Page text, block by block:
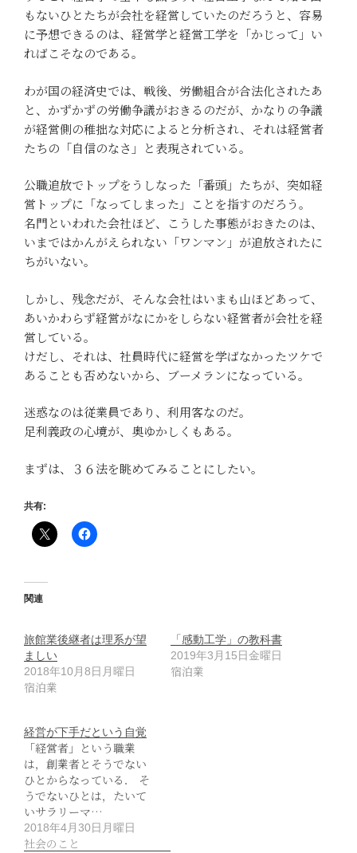
もないひとたちが会社を経営していたのだろうと、容易
に予想できるのは、経営学と経営工学を「かじって」い
ればこそなのである。
わが国の経済史では、戦後、労働組合が合法化されたあ
と、かずかずの労働争議がおきるのだが、かなりの争議
が経営側の稚拙な対応によると分析され、それは経営者
たちの「自信のなさ」と表現されている。
公職追放でトップをうしなった「番頭」たちが、突如経
営トップに「なってしまった」ことを指すのだろう。
名門といわれた会社ほど、こうした事態がおきたのは、
いまではかんがえられない「ワンマン」が追放されたに
ちがいない。
しかし、残念だが、そんな会社はいまも山ほどあって、
あいかわらず経営がなにかをしらない経営者が会社を経
営している。
けだし、それは、社員時代に経営を学ばなかったツケで
あることも否めないから、ブーメランになっている。
迷惑なのは従業員であり、利用客なのだ。
足利義政の心境が、奥ゆかしくもある。
まずは、３６法を眺めてみることにしたい。
共有:
関連
旅館業後継者は理系が望
ましい
2018年10月8日月曜日
宿泊業
「感動工学」の教科書
2019年3月15日金曜日
宿泊業
経営が下手だという自覚
「経営者」という職業
は，創業者とそうでない
ひとからなっている． そ
うでないひとは，たいて
いサラリーマ…
2018年4月30日月曜日
社会のこと